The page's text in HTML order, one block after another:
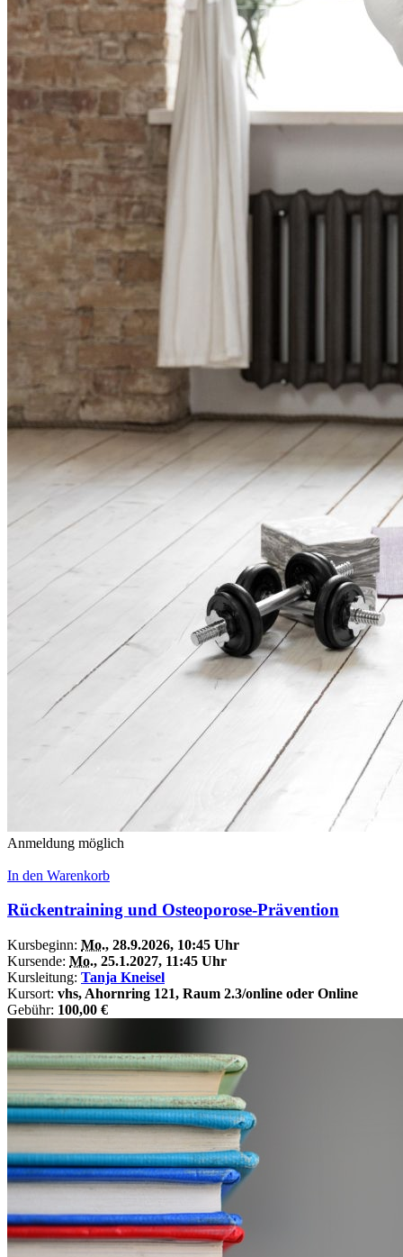
Anmeldung möglich
In den Warenkorb
Rückentraining und Osteoporose-Prävention
Kursbeginn: Mo., 28.9.2026, 10:45 Uhr
Kursende: Mo., 25.1.2027, 11:45 Uhr
Kursleitung: Tanja Kneisel
Kursort: vhs, Ahornring 121, Raum 2.3/online oder Online
Gebühr: 100,00 €